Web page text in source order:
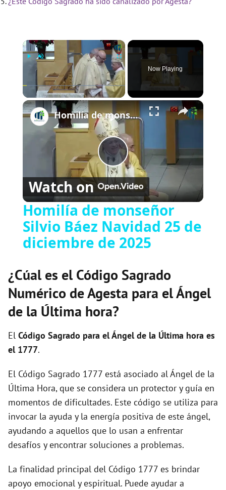
×
Play Unmute
Now Playing
×
P
l
a
V
i
e
o
Homilía de monseñor Silvio Báez Navidad 25 de diciembre de 2025
Watch on
Homilía de monseñor
Silvio Báez Navidad 25 de
diciembre de 2025
¿Cúal es el Código Sagrado
Numérico de Agesta para el Ángel
de la Última hora?
El Código Sagrado para el Ángel de la Última hora es
el 1777.
El Código Sagrado 1777 está asociado al Ángel de la
Última Hora, que se considera un protector y guía en
momentos de dificultades. Este código se utiliza para
invocar la ayuda y la energía positiva de este ángel,
ayudando a aquellos que lo usan a enfrentar
desafíos y encontrar soluciones a problemas.
La finalidad principal del Código 1777 es brindar
apoyo emocional y espiritual. Puede ayudar a